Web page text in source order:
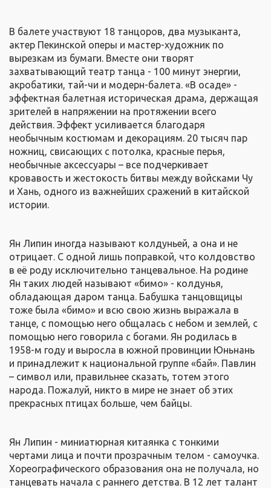
В балете участвуют 18 танцоров, два музыканта,
актер Пекинской оперы и мастер-художник по
вырезкам из бумаги. Вместе они творят
захватывающий театр танца - 100 минут энергии,
акробатики, тай-чи и модерн-балета. «В осаде» -
эффектная балетная историческая драма, держащая
зрителей в напряжении на протяжении всего
действия. Эффект усиливается благодаря
необычным костюмам и декорациям. 20 тысяч пар
ножниц, свисающих с потолка, красные перья,
необычные аксессуары – все подчеркивает
кровавость и жестокость битвы между войсками Чу
и Хань, одного из важнейших сражений в китайской
истории.
Ян Липин иногда называют колдуньей, а она и не
отрицает. С одной лишь поправкой, что колдовство
в её роду исключительно танцевальное. На родине
Ян таких людей называют «бимо» - колдунья,
обладающая даром танца. Бабушка танцовщицы
тоже была «бимо» и всю свою жизнь выражала в
танце, с помощью него общалась с небом и землей, с
помощью него говорила с богами. Ян родилась в
1958-м году и выросла в южной провинции Юньнань
и принадлежит к национальной группе «бай». Павлин
– символ или, правильнее сказать, тотем этого
народа. Пожалуй, никто в мире не знает об этих
прекрасных птицах больше, чем байцы.
Ян Липин - миниатюрная китаянка с тонкими
чертами лица и почти прозрачным телом - самоучка.
Хореографического образования она не получала, но
танцевать начала с раннего детства. В 12 лет талант